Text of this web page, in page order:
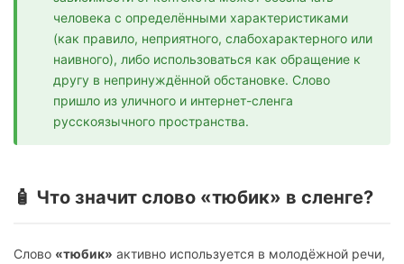
человека с определёнными характеристиками
(как правило, неприятного, слабохарактерного или
наивного), либо использоваться как обращение к
другу в непринуждённой обстановке. Слово
пришло из уличного и интернет-сленга
русскоязычного пространства.
🧴 Что значит слово «тюбик» в сленге?
Слово «тюбик» активно используется в молодёжной речи,